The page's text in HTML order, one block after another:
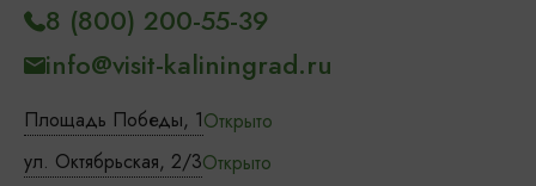
Площадь Победы, 1Открыто
ул. Октябрьская, 2/3Открыто
8 (800) 200-55-39
info@visit-kaliningrad.ru